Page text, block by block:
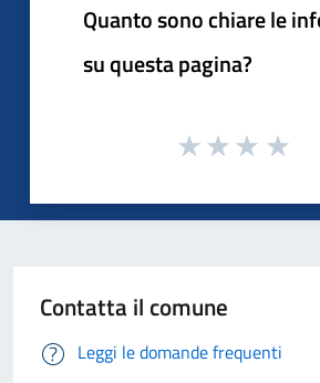
Quanto sono chiare le
su questa pagina?
Contatta il comune
Leggi le domande frequenti